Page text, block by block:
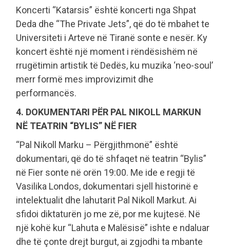
Koncerti “Katarsis” është koncerti nga Shpat
Deda dhe “The Private Jets”, që do të mbahet te
Universiteti i Arteve në Tiranë sonte e nesër. Ky
koncert është një moment i rëndësishëm në
rrugëtimin artistik të Dedës, ku muzika ‘neo-soul’
merr formë mes improvizimit dhe
performancës.
4. DOKUMENTARI PËR PAL NIKOLL MARKUN
NË TEATRIN “BYLIS” NË FIER
“Pal Nikoll Marku – Përgjithmonë” është
dokumentari, që do të shfaqet në teatrin “Bylis”
në Fier sonte në orën 19:00. Me ide e regji të
Vasilika Londos, dokumentari sjell historinë e
intelektualit dhe lahutarit Pal Nikoll Markut. Ai
sfidoi diktaturën jo me zë, por me kujtesë. Në
një kohë kur “Lahuta e Malësisë” ishte e ndaluar
dhe të çonte drejt burgut, ai zgjodhi ta mbante